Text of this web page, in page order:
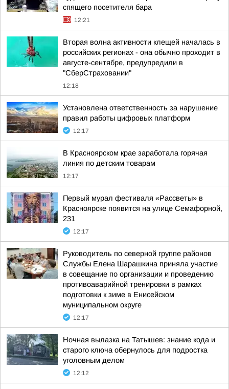
спящего посетителя бара
12:21
Вторая волна активности клещей началась в
российских регионах - она обычно проходит в
августе-сентябре, предупредили в
"СберСтраховании"
12:18
Установлена ответственность за нарушение
правил работы цифровых платформ
12:17
В Красноярском крае заработала горячая
линия по детским товарам
12:17
Первый мурал фестиваля «Рассветы» в
Красноярске появится на улице Семафорной,
231
12:17
Руководитель по северной группе районов
Службы Елена Шарашкина приняла участие
в совещание по организации и проведению
противоаварийной тренировки в рамках
подготовки к зиме в Енисейском
муниципальном округе
12:17
Ночная вылазка на Татышев: знание кода и
старого ключа обернулось для подростка
уголовным делом
12:12